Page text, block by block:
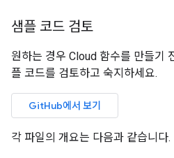
샘플 코드 검토
원하는 경우 Cloud 함수를 만들기
플 코드를 검토하고 숙지하세요.
GitHub에서 보기
각 파일의 개요는 다음과 같습니다.